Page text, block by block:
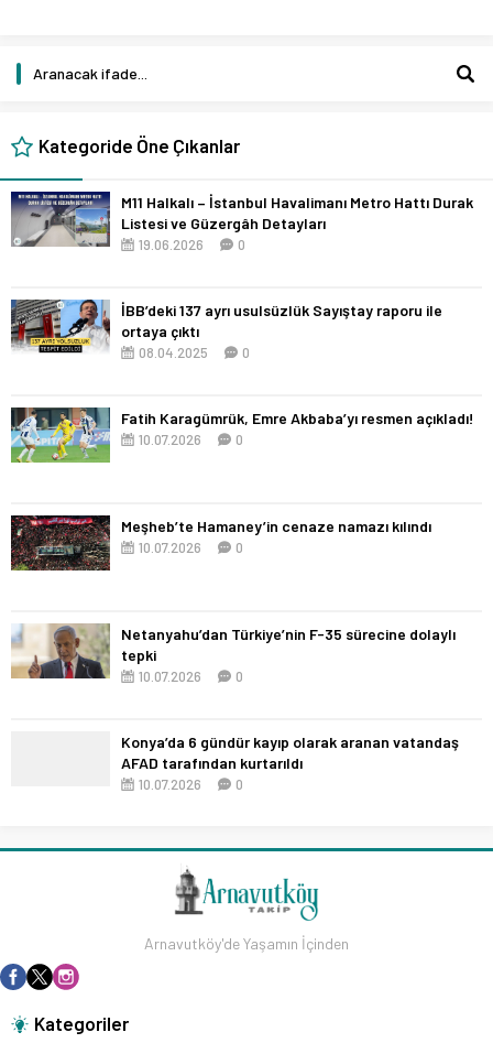
Kategoride Öne Çıkanlar
M11 Halkalı – İstanbul Havalimanı Metro Hattı Durak
Listesi ve Güzergâh Detayları
19.06.2026 0
İBB’deki 137 ayrı usulsüzlük Sayıştay raporu ile
ortaya çıktı
08.04.2025 0
Fatih Karagümrük, Emre Akbaba’yı resmen açıkladı!
10.07.2026 0
Meşheb’te Hamaney’in cenaze namazı kılındı
10.07.2026 0
Netanyahu’dan Türkiye’nin F-35 sürecine dolaylı
tepki
10.07.2026 0
Konya’da 6 gündür kayıp olarak aranan vatandaş
AFAD tarafından kurtarıldı
10.07.2026 0
Arnavutköy'de Yaşamın İçinden
Kategoriler